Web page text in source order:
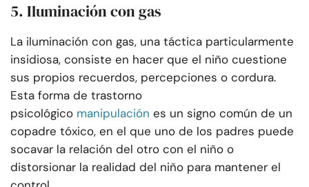
5. Iluminación con gas
La iluminación con gas, una táctica particularmente
insidiosa, consiste en hacer que el niño cuestione
sus propios recuerdos, percepciones o cordura.
Esta forma de trastorno
psicológico manipulación es un signo común de un
copadre tóxico, en el que uno de los padres puede
socavar la relación del otro con el niño o
distorsionar la realidad del niño para mantener el